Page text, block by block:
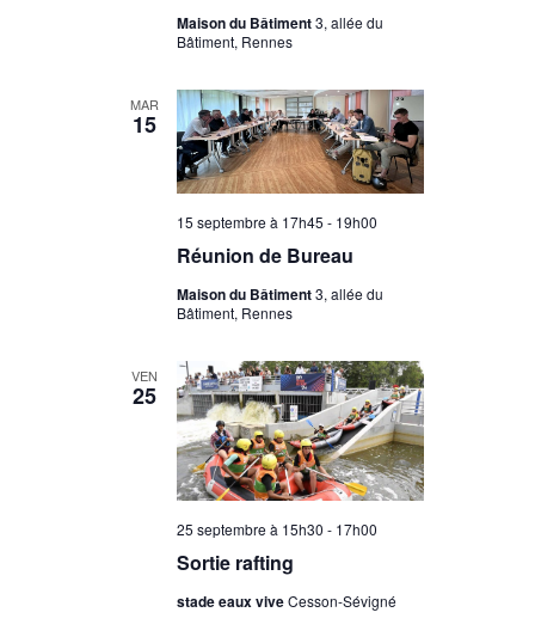
Maison du Bâtiment3, allée du
Bâtiment, Rennes
MAR
15
Réunion de Bureau
15 septembre à 17h45 - 19h00
Maison du Bâtiment3, allée du
Bâtiment, Rennes
VEN
25
Sortie rafting
25 septembre à 15h30 - 17h00
stade eaux viveCesson-Sévigné